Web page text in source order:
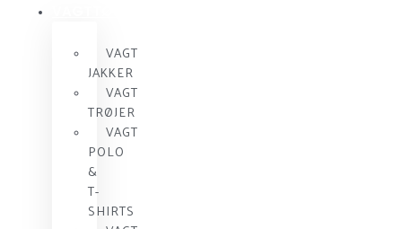
VAGT
JAKKER
VAGT
TRØJER
VAGT
POLO
&
T-
SHIRTS